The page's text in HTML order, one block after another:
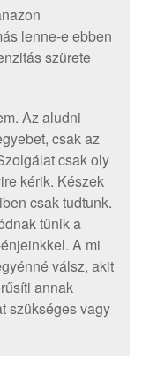
lenne-e ebben
szürete
Az aludni
csak az
csak oly
kérik. Készek
csak tudtunk.
tűnik a
A mi
válsz, akit
annak
szükséges vagy